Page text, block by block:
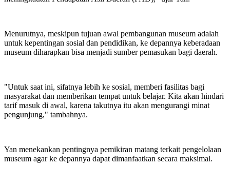
Menurutnya, meskipun tujuan awal pembangunan museum adalah
untuk kepentingan sosial dan pendidikan, ke depannya keberadaan
museum diharapkan bisa menjadi sumber pemasukan bagi daerah.
"Untuk saat ini, sifatnya lebih ke sosial, memberi fasilitas bagi
masyarakat dan memberikan tempat untuk belajar. Kita akan hindari
tarif masuk di awal, karena takutnya itu akan mengurangi minat
pengunjung," tambahnya.
Yan menekankan pentingnya pemikiran matang terkait pengelolaan
museum agar ke depannya dapat dimanfaatkan secara maksimal.